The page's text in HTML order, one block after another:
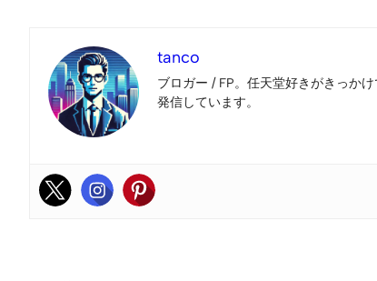
tanco
ブロガー / FP。任天堂好きがきっか
発信しています。